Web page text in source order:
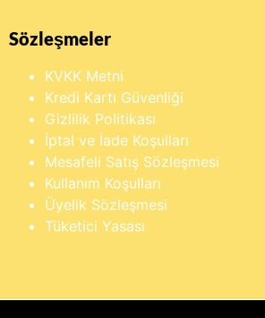
Sözleşmeler
KVKK Metni
Kredi Kartı Güvenliği
Gizlilik Politikası
İptal ve İade Koşulları
Mesafeli Satış Sözleşmesi
Kullanım Koşulları
Üyelik Sözleşmesi
Tüketici Yasası